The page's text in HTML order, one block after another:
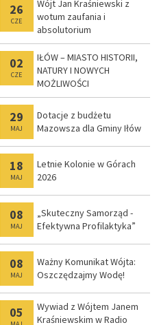
26
CZE
Wójt Jan Kraśniewski z
wotum zaufania i
absolutorium
02
CZE
IŁÓW – MIASTO HISTORII,
NATURY I NOWYCH
MOŻLIWOŚCI
29
MAJ
Dotacje z budżetu
Mazowsza dla Gminy Iłów
18
MAJ
Letnie Kolonie w Górach
2026
08
MAJ
„Skuteczny Samorząd -
Efektywna Profilaktyka”
08
MAJ
Ważny Komunikat Wójta:
Oszczędzajmy Wodę!
05
Wywiad z Wójtem Janem
Kraśniewskim w Radio